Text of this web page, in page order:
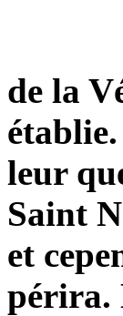
de la
leur
Saint
et
périra.